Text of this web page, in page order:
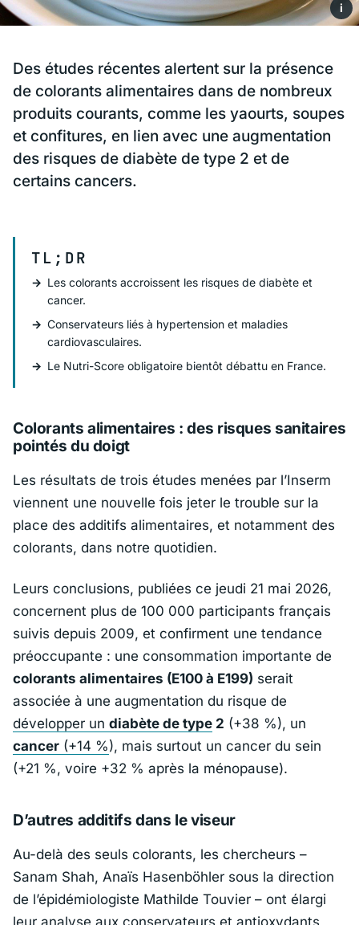
i
Des études récentes alertent sur la présence
de colorants alimentaires dans de nombreux
produits courants, comme les yaourts, soupes
et confitures, en lien avec une augmentation
des risques de diabète de type 2 et de
certains cancers.
TL;DR
Les colorants accroissent les risques de diabète et
cancer.
Conservateurs liés à hypertension et maladies
cardiovasculaires.
Le Nutri-Score obligatoire bientôt débattu en France.
Colorants alimentaires : des risques sanitaires
pointés du doigt
Les résultats de trois études menées par l’Inserm
viennent une nouvelle fois jeter le trouble sur la
place des additifs alimentaires, et notamment des
colorants, dans notre quotidien.
Leurs conclusions, publiées ce jeudi 21 mai 2026,
concernent plus de 100 000 participants français
suivis depuis 2009, et confirment une tendance
préoccupante : une consommation importante de
colorants alimentaires (E100 à E199) serait
associée à une augmentation du risque de
développer un diabète de type 2 (+38 %), un
cancer (+14 %), mais surtout un cancer du sein
(+21 %, voire +32 % après la ménopause).
D’autres additifs dans le viseur
Au-delà des seuls colorants, les chercheurs –
Sanam Shah, Anaïs Hasenböhler sous la direction
de l’épidémiologiste Mathilde Touvier – ont élargi